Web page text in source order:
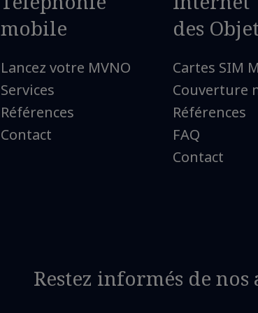
mobile
Lancez votre MVNO
Services
Références
Contact
des
Cartes SIM
Couverture
Références
FAQ
Contact
Restez informés de